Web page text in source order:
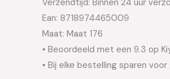
Ean: 8718974465009
Maat: Maat 176
• Beoordeeld met een 9.3 op
• Bij elke bestelling sparen